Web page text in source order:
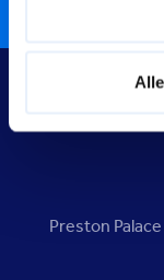
Preston